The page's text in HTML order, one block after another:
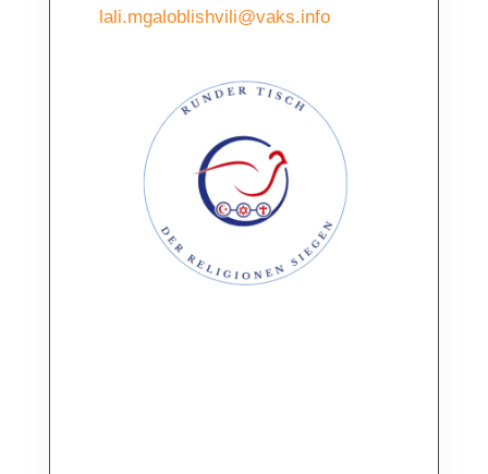
lali.mgaloblishvili@vaks.info